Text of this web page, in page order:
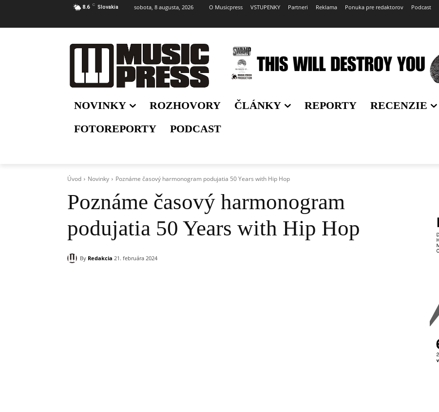
8.6 C Slovakia sobota, 8 augusta, 2026 O Musicpress VSTUPENKY Partneri Reklama Ponuka pre redaktorov Podcast
NOVINKY ROZHOVORY ČLÁNKY REPORTY RECENZIE
FOTOREPORTY
PODCAST
Úvod Novinky Poznáme časový harmonogram podujatia 50 Years with Hip Hop
Poznáme časový harmonogram
podujatia 50 Years with Hip Hop
By Redakcia 21. februára 2024